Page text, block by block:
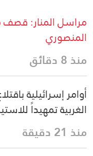
مراسل المنار:
المنصوري
منذ 8 دقائق
الغربية تمهيداً
منذ 21 دقيقة